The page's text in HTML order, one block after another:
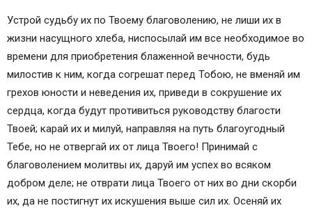
Устрой судьбу их по Твоему благоволению, не лиши их в
жизни насущного хлеба, ниспосылай им все необходимое во
времени для приобретения блаженной вечности, будь
милостив к ним, когда согрешат перед Тобою, не вменяй им
грехов юности и неведения их, приведи в сокрушение их
сердца, когда будут противиться руководству благости
Твоей; карай их и милуй, направляя на путь благоугодный
Тебе, но не отвергай их от лица Твоего! Принимай с
благоволением молитвы их, даруй им успех во всяком
добром деле; не отврати лица Твоего от них во дни скорби
их, да не постигнут их искушения выше сил их. Осеняй их